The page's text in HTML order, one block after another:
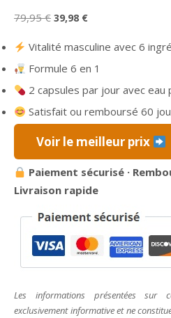
79,95€ Le
initial
était :
79,95 €.
39,98 €Le
actuel
est :
39,98 €.
Vitalité masculine avec 6
Formule 6 en 1
2 capsules par jour avec eau
Satisfait ou remboursé 60
Voir le meilleur prix
Paiement sécurisé ·
Livraison rapide
Les informations présentées sur
exclusivement informative et ne